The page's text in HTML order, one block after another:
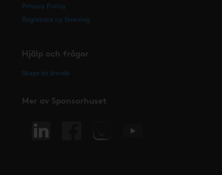
Privacy Policy
Registrera ny förening
Hjälp och frågor
Skapa ett ärende
Mer av Sponsorhuset